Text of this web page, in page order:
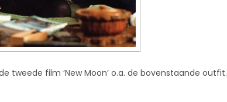
tweede film ‘New Moon’ o.a. de bovenstaande outfit.